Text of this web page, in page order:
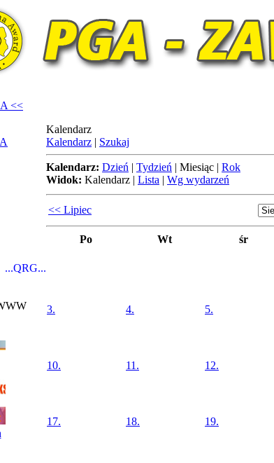
<<
...QRG...
Kalendarz
Kalendarz | Szukaj
Kalendarz: Dzień | Tydzień | Miesiąc | Rok
Widok: Kalendarz | Lista | Wg wydarzeń
<< Lipiec
Po Wt śr
3. 4. 5.
10. 11. 12.
17. 18. 19.